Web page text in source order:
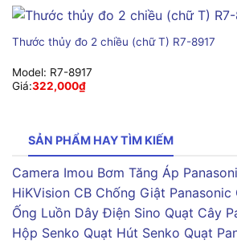
Thước thủy đo 2 chiều (chữ T) R7-8917
Model: R7-8917
Giá:322,000₫
SẢN PHẨM HAY TÌM KIẾM
Camera Imou Bơm Tăng Áp
HiKVision CB Chống Giật Panasonic
Ống Luồn Dây Điện Sino Quạt Cây
Hộp Senko Quạt Hút Senko Quạt